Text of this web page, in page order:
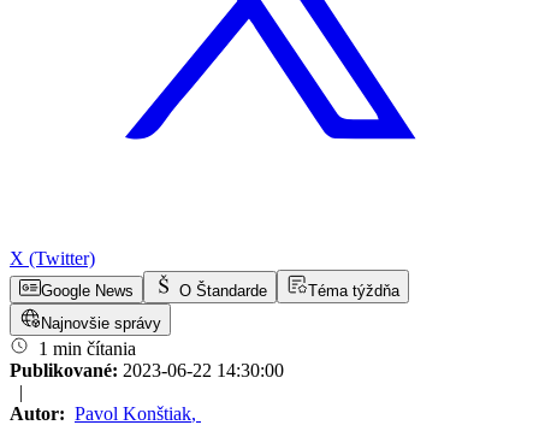
X (Twitter)
Google News O Štandarde
Téma týždňa
Najnovšie správy
1 min čítania
Publikované: 2023-06-22 14:30:00
|
Autor: Pavol Konštiak,